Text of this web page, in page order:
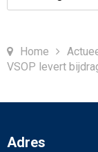
Home
VSOP levert
Adres